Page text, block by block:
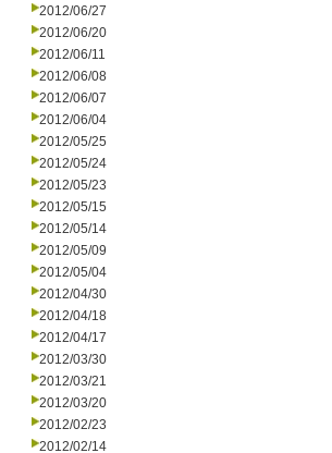
2012/06/27
2012/06/20
2012/06/11
2012/06/08
2012/06/07
2012/06/04
2012/05/25
2012/05/24
2012/05/23
2012/05/15
2012/05/14
2012/05/09
2012/05/04
2012/04/30
2012/04/18
2012/04/17
2012/03/30
2012/03/21
2012/03/20
2012/02/23
2012/02/14